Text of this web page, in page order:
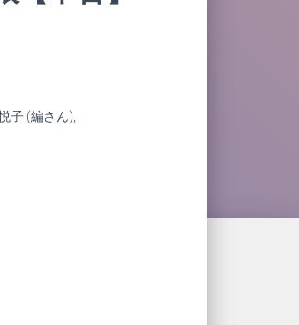
子 (編さん),